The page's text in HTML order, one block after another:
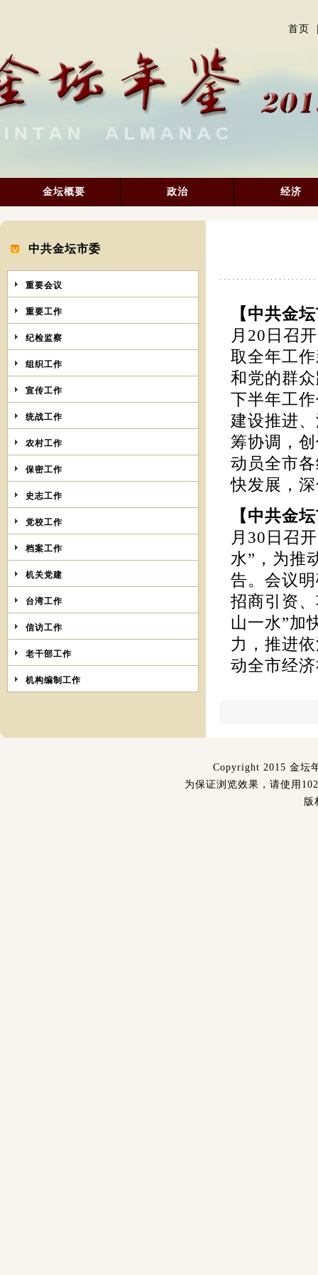
首页
金坛概要 政治 经济
中共金坛市委
重要会议
重要工作
纪检监察
组织工作
宣传工作
统战工作
农村工作
保密工作
史志工作
党校工作
档案工作
机关党建
台湾工作
信访工作
老干部工作
机构编制工作
【中共金
月20日召
取全年工
和党的群
下半年工
建设推进
筹协调，
动员全市
快发展，
【中共金
月30日召
水”，为推
告。会议
招商引资
山一水”加
力，推进
动全市经
Copyright 2015 金坛
为保证浏览效果，请使用
版